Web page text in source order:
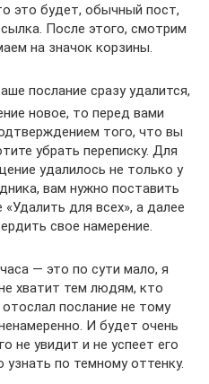
это будет, обычный пост,
После этого, смотрим
на значок корзины.
послание сразу удалится,
новое, то перед вами
того, что вы
убрать переписку. Для
удалилось не только у
вам нужно поставить
«Удалить для всех», а далее
свое намерение.
— это по сути мало, я
хватит тем людям, кто
послание не тому
И будет очень
не увидит и не успеет его
по темному оттенку.